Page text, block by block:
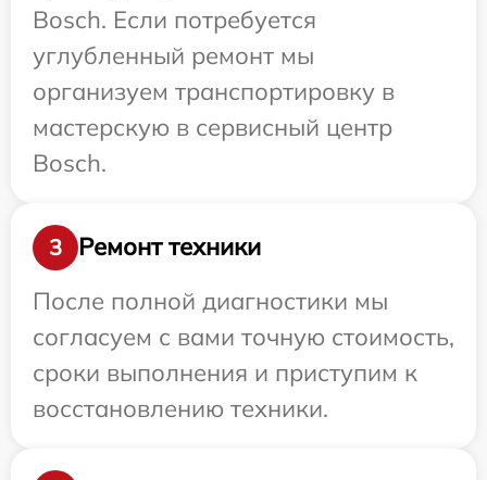
Bosch. Если потребуется
углубленный ремонт мы
организуем транспортировку в
мастерскую в сервисный центр
Bosch.
3
Ремонт техники
После полной диагностики мы
согласуем с вами точную стоимость,
сроки выполнения и приступим к
восстановлению техники.